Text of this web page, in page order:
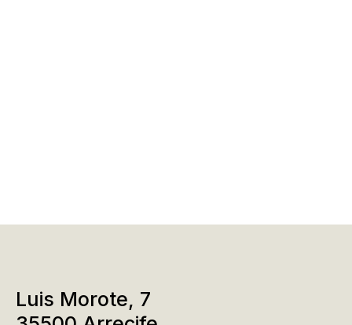
Luis Morote, 7